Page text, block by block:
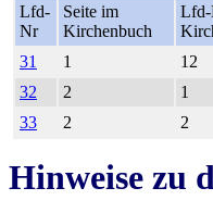
Lfd-
Nr
Seite im
Kirchenbuch
31
1 12
32
2 1
33
2 2
Hinweise zu